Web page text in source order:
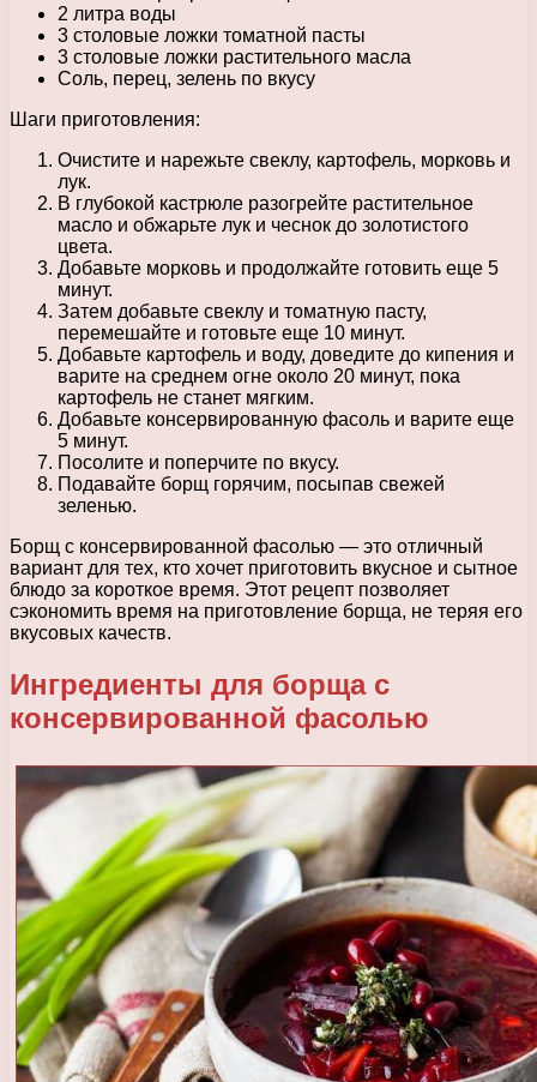
2 литра воды
3 столовые ложки томатной пасты
3 столовые ложки растительного масла
Соль, перец, зелень по вкусу
Шаги приготовления:
Очистите и нарежьте свеклу, картофель, морковь и
лук.
В глубокой кастрюле разогрейте растительное
масло и обжарьте лук и чеснок до золотистого
цвета.
Добавьте морковь и продолжайте готовить еще 5
минут.
Затем добавьте свеклу и томатную пасту,
перемешайте и готовьте еще 10 минут.
Добавьте картофель и воду, доведите до кипения и
варите на среднем огне около 20 минут, пока
картофель не станет мягким.
Добавьте консервированную фасоль и варите еще
5 минут.
Посолите и поперчите по вкусу.
Подавайте борщ горячим, посыпав свежей
зеленью.
Борщ с консервированной фасолью — это отличный
вариант для тех, кто хочет приготовить вкусное и сытное
блюдо за короткое время. Этот рецепт позволяет
сэкономить время на приготовление борща, не теряя его
вкусовых качеств.
Ингредиенты для борща с
консервированной фасолью